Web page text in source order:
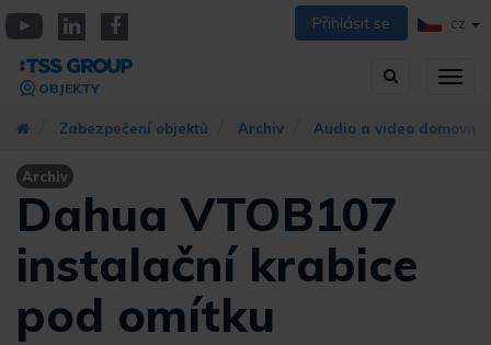
Přejít
k
hlavnímu
obsahu
Přihlásit se CZ
Vyhledávání
OBJEKTY
Zabezpečení objektů Archiv Audio a video domovní
Archiv
Dahua VTOB107
instalační krabice
pod omítku